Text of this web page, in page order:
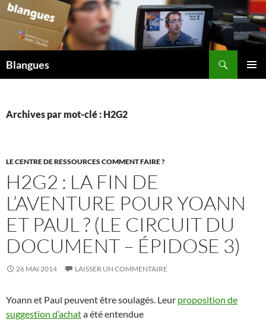
Aller
au
contenu
Blangues
Archives par mot-clé : H2G2
LE CENTRE DE RESSOURCES COMMENT FAIRE ?
H2G2 : LA FIN DE
L’AVENTURE POUR YOANN
ET PAUL ? (LE CIRCUIT DU
DOCUMENT – ÉPIDOSE 3)
26 MAI 2014 LAISSER UN COMMENTAIRE
Yoann et Paul peuvent être soulagés. Leur proposition de
suggestion d’achata été entendue